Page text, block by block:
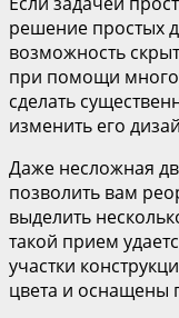
решение простых
возможность
при помощи
сделать
изменить его
Даже несложная
позволить вам
выделить
такой прием
участки
цвета и оснащены